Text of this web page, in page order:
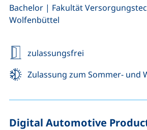
Bachelor, | Fakultät
Wolfenbüttel
zulassungsfrei
Zulassung zum Sommer- und
Digital Automotive